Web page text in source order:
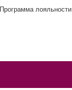
Программа лояльности